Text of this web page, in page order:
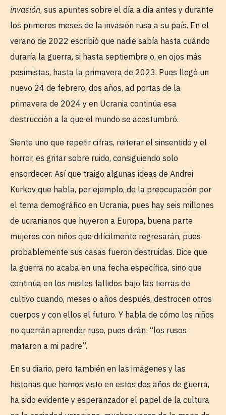
invasión, sus apuntes sobre el día a día antes y durante
los primeros meses de la invasión rusa a su país. En el
verano de 2022 escribió que nadie sabía hasta cuándo
duraría la guerra, si hasta septiembre o, en ojos más
pesimistas, hasta la primavera de 2023. Pues llegó un
nuevo 24 de febrero, dos años, ad portas de la
primavera de 2024 y en Ucrania continúa esa
destrucción a la que el mundo se acostumbró.
Siente uno que repetir cifras, reiterar el sinsentido y el
horror, es gritar sobre ruido, consiguiendo solo
ensordecer. Así que traigo algunas ideas de Andrei
Kurkov que habla, por ejemplo, de la preocupación por
el tema demográfico en Ucrania, pues hay seis millones
de ucranianos que huyeron a Europa, buena parte
mujeres con niños que difícilmente regresarán, pues
probablemente sus casas fueron destruidas. Dice que
la guerra no acaba en una fecha específica, sino que
continúa en los misiles fallidos bajo las tierras de
cultivo cuando, meses o años después, destrocen otros
cuerpos y con ellos el futuro. Y habla de cómo los niños
no querrán aprender ruso, pues dirán: “los rusos
mataron a mi padre”.
En su diario, pero también en las imágenes y las
historias que hemos visto en estos dos años de guerra,
ha sido evidente y esperanzador el papel de la cultura